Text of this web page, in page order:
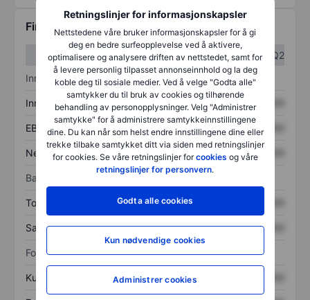
Retningslinjer for informasjonskapsler
Nettstedene våre bruker informasjonskapsler for å gi
deg en bedre surfeopplevelse ved å aktivere,
optimalisere og analysere driften av nettstedet, samt for
å levere personlig tilpasset annonseinnhold og la deg
koble deg til sosiale medier. Ved å velge "Godta alle"
samtykker du til bruk av cookies og tilhørende
behandling av personopplysninger. Velg "Administrer
samtykke" for å administrere samtykkeinnstillingene
dine. Du kan når som helst endre innstillingene dine eller
trekke tilbake samtykket ditt via siden med retningslinjer
for cookies. Se våre retningslinjer forcookies og våre
retningslinjer for personvern.
Godta alle cookies
Kun nødvendige cookies
Administrer cookies
Finansiell informasjon
Q1
Q2
Inntektsoversikt
Inntekter XXXXXXX XXXXXXX
EBITDA XXXXXXX XXXXXXX
Nettoinntekt XXXXXXX XXXXXXX
Balanse
Totale eiendeler XXXXXXX
Samlet gjeld XXXXXXX XXXXXXX
Forholdstall
Kurs/salg XXXXXXX